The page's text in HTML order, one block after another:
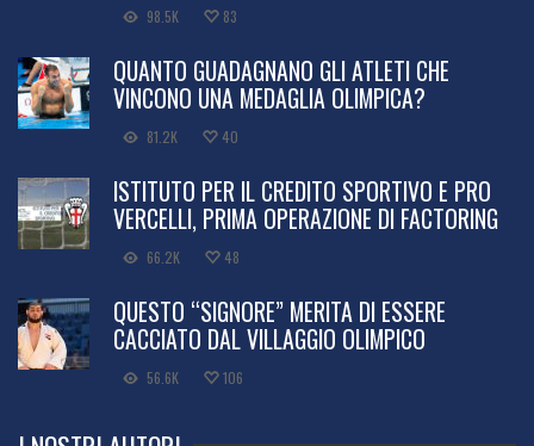
98.5K 83
QUANTO GUADAGNANO GLI ATLETI CHE
VINCONO UNA MEDAGLIA OLIMPICA?
81.2K 40
ISTITUTO PER IL CREDITO SPORTIVO E PRO
VERCELLI, PRIMA OPERAZIONE DI FACTORING
66.2K 48
QUESTO “SIGNORE” MERITA DI ESSERE
CACCIATO DAL VILLAGGIO OLIMPICO
56.6K 106